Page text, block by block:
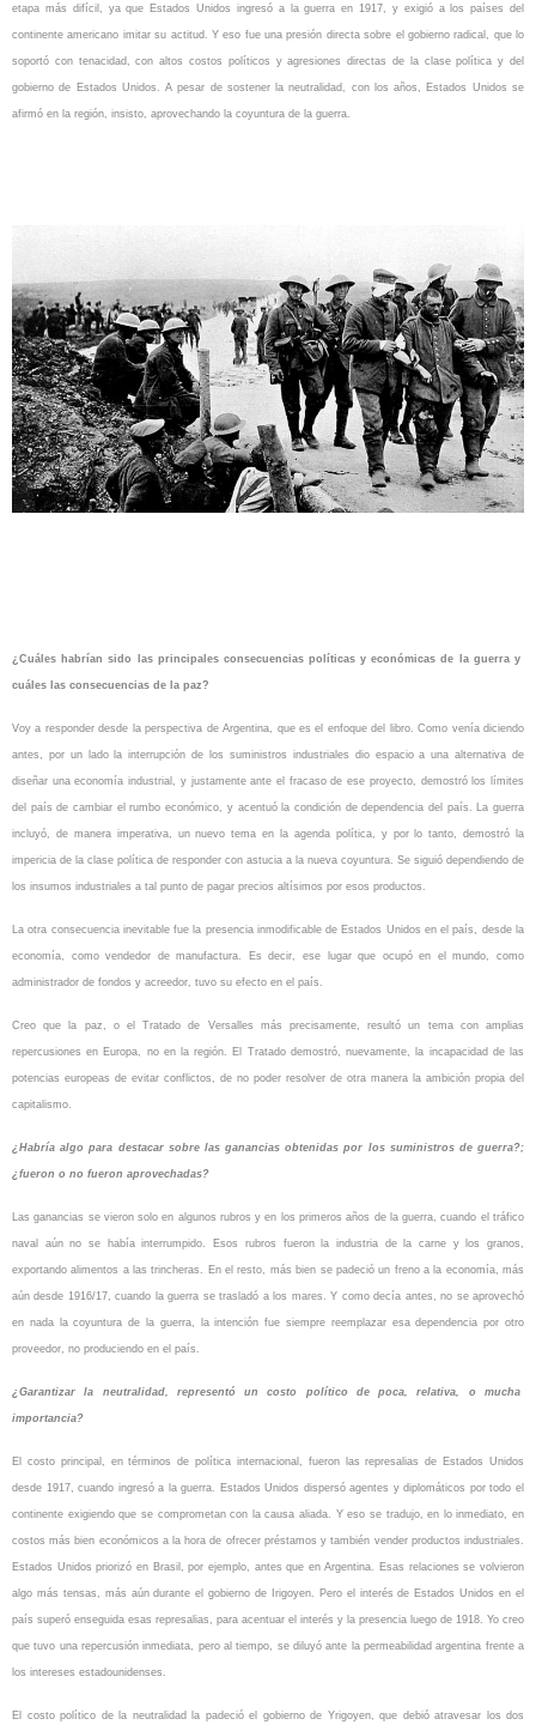
etapa más difícil, ya que Estados Unidos ingresó a la guerra en 1917, y exigió a los países del
continente americano imitar su actitud. Y eso fue una presión directa sobre el gobierno radical, que lo
soportó con tenacidad, con altos costos políticos y agresiones directas de la clase política y del
gobierno de Estados Unidos. A pesar de sostener la neutralidad, con los años, Estados Unidos se
afirmó en la región, insisto, aprovechando la coyuntura de la guerra.
¿Cuáles habrían sido las principales consecuencias políticas y económicas de la guerra y
cuáles las consecuencias de la paz?
Voy a responder desde la perspectiva de Argentina, que es el enfoque del libro. Como venía diciendo
antes, por un lado la interrupción de los suministros industriales dio espacio a una alternativa de
diseñar una economía industrial, y justamente ante el fracaso de ese proyecto, demostró los límites
del país de cambiar el rumbo económico, y acentuó la condición de dependencia del país. La guerra
incluyó, de manera imperativa, un nuevo tema en la agenda política, y por lo tanto, demostró la
impericia de la clase política de responder con astucia a la nueva coyuntura. Se siguió dependiendo de
los insumos industriales a tal punto de pagar precios altísimos por esos productos.
La otra consecuencia inevitable fue la presencia inmodificable de Estados Unidos en el país, desde la
economía, como vendedor de manufactura. Es decir, ese lugar que ocupó en el mundo, como
administrador de fondos y acreedor, tuvo su efecto en el país.
Creo que la paz, o el Tratado de Versalles más precisamente, resultó un tema con amplias
repercusiones en Europa, no en la región. El Tratado demostró, nuevamente, la incapacidad de las
potencias europeas de evitar conflictos, de no poder resolver de otra manera la ambición propia del
capitalismo.
¿Habría algo para destacar sobre las ganancias obtenidas por los suministros de guerra?;
¿fueron o no fueron aprovechadas?
Las ganancias se vieron solo en algunos rubros y en los primeros años de la guerra, cuando el tráfico
naval aún no se había interrumpido. Esos rubros fueron la industria de la carne y los granos,
exportando alimentos a las trincheras. En el resto, más bien se padeció un freno a la economía, más
aún desde 1916/17, cuando la guerra se trasladó a los mares. Y como decía antes, no se aprovechó
en nada la coyuntura de la guerra, la intención fue siempre reemplazar esa dependencia por otro
proveedor, no produciendo en el país.
¿Garantizar la neutralidad, representó un costo político de poca, relativa, o mucha
importancia?
El costo principal, en términos de política internacional, fueron las represalias de Estados Unidos
desde 1917, cuando ingresó a la guerra. Estados Unidos dispersó agentes y diplomáticos por todo el
continente exigiendo que se comprometan con la causa aliada. Y eso se tradujo, en lo inmediato, en
costos más bien económicos a la hora de ofrecer préstamos y también vender productos industriales.
Estados Unidos priorizó en Brasil, por ejemplo, antes que en Argentina. Esas relaciones se volvieron
algo más tensas, más aún durante el gobierno de Irigoyen. Pero el interés de Estados Unidos en el
país superó enseguida esas represalias, para acentuar el interés y la presencia luego de 1918. Yo creo
que tuvo una repercusión inmediata, pero al tiempo, se diluyó ante la permeabilidad argentina frente a
los intereses estadounidenses.
El costo político de la neutralidad la padeció el gobierno de Yrigoyen, que debió atravesar los dos